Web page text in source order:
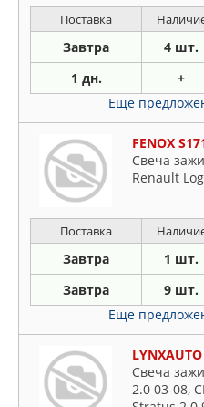
Поставка
Завтра 4 шт.
1 дн. +
Еще
FENOX
Свеча
Renault
Поставка
Завтра 1 шт.
Завтра 9 шт.
Еще
Свеча
2.0 03-08,